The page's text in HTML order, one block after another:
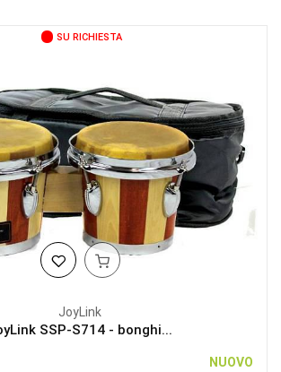
SU RICHIESTA
JoyLink
SSP-S714 - bonghi...
NUOVO